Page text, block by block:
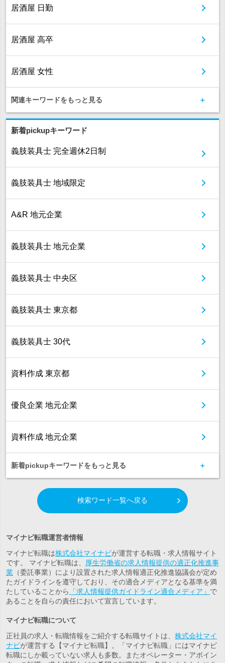
居酒屋 日勤
居酒屋 高卒
居酒屋 女性
関連キーワードをもっと見る
新着pickupキーワード
義肢装具士 完全週休2日制
義肢装具士 地域限定
A&R 地元企業
義肢装具士 地元企業
義肢装具士 中央区
義肢装具士 東京都
義肢装具士 30代
資料作成 東京都
優良企業 地元企業
資料作成 地元企業
新着pickupキーワードをもっと見る
検索ワード一覧へ戻る
マイナビ転職運営者情報
マイナビ転職は株式会社マイナビが運営する転職・求人情報サイト
です。 マイナビ転職は、
厚生労働省の求人情報提供の適正化推進事
業 （委託事業）により設置された求人情報適正化推進協議会が定め
たガイドラインを遵守しており、その適合メディアとなる基準を満
たしていることから
「求人情報提供ガイドライン適合メディア」 で
あることを自らの責任において宣言しています。
マイナビ転職について
正社員の求人・転職情報をご紹介する転職サイトは、 株式会社マイ
ナビが運営する【マイナビ転職】。「マイナビ転職」にはマイナビ
転職にしか載っていない求人も多数。またオペレーター・アポイン